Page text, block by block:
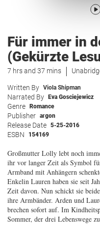
Für immer in
(Gekürzte
7 hrs and 37 mins
Written By Viola Shipman
Narrated By Eva Gosciejewicz
Genre Romance
Publisher argon
Release Date 5-25-2016
ESBN 154169
Großmutter Lolly lebt noch
ihr vor langer Zeit als Symbol
Armband mit Anhängern
Enkelin Lauren haben sie seit
Zeit davon. Nun schickt sie
ihre Armbänder. Arden und
brechen sofort auf. Im
Sommer, der drei Lebenswege